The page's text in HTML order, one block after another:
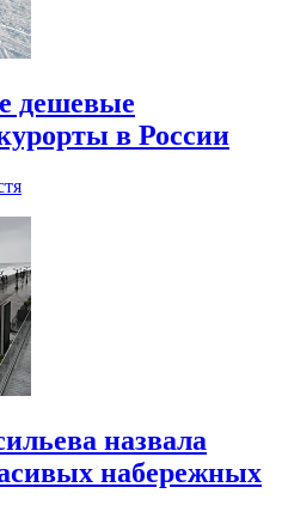
дешевые
в России
назвала
набережных